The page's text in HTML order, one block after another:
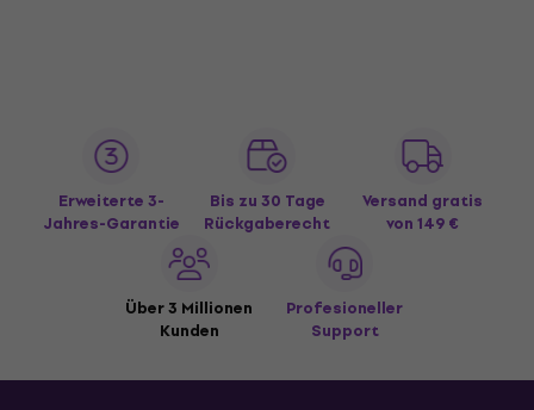
Erweiterte 3-
Jahres-Garantie
Bis zu 30 Tage
Rückgaberecht
Versand gratis
von 149 €
Über 3 Millionen
Kunden
Profesioneller
Support